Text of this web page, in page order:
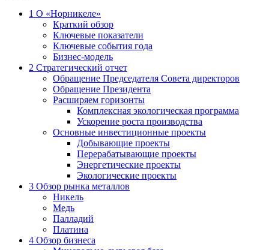
1 О «Норникеле»
Краткий обзор
Ключевые показатели
Ключевые события года
Бизнес-модель
2 Стратегический отчет
Обращение Председателя Совета директоров
Обращение Президента
Расширяем горизонты
Комплексная экологическая программа
Ускорение роста производства
Основные инвестиционные проекты
Добывающие проекты
Перерабатывающие проекты
Энергетические проекты
Экологические проекты
3 Обзор рынка металлов
Никель
Медь
Палладий
Платина
4 Обзор бизнеса